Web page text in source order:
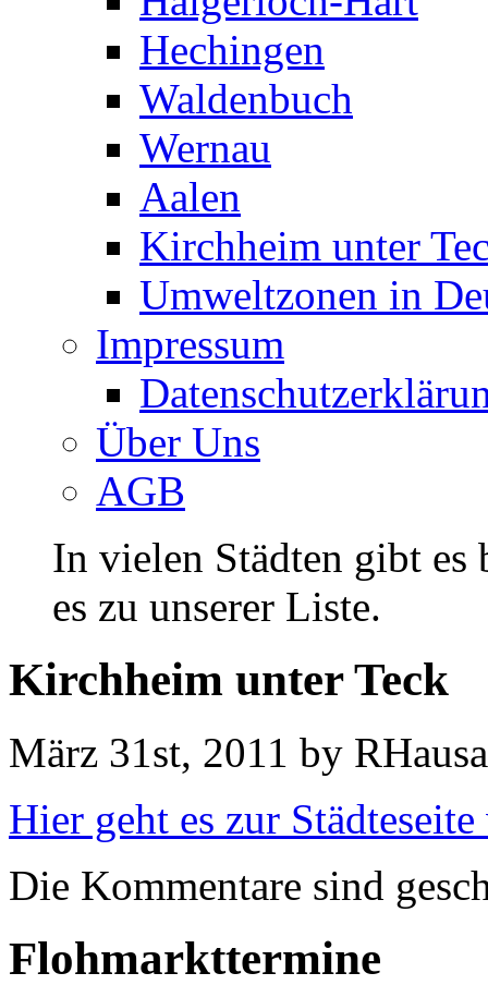
Hechingen
Waldenbuch
Wernau
Aalen
Kirchheim unter
Umweltzonen in
Impressum
Über Uns
AGB
In vielen Städten gibt es
es zu unserer Liste.
Kirchheim unter Teck
März 31st, 2011 by
Hier geht es zur
Die Kommentare sind
Flohmarkttermine